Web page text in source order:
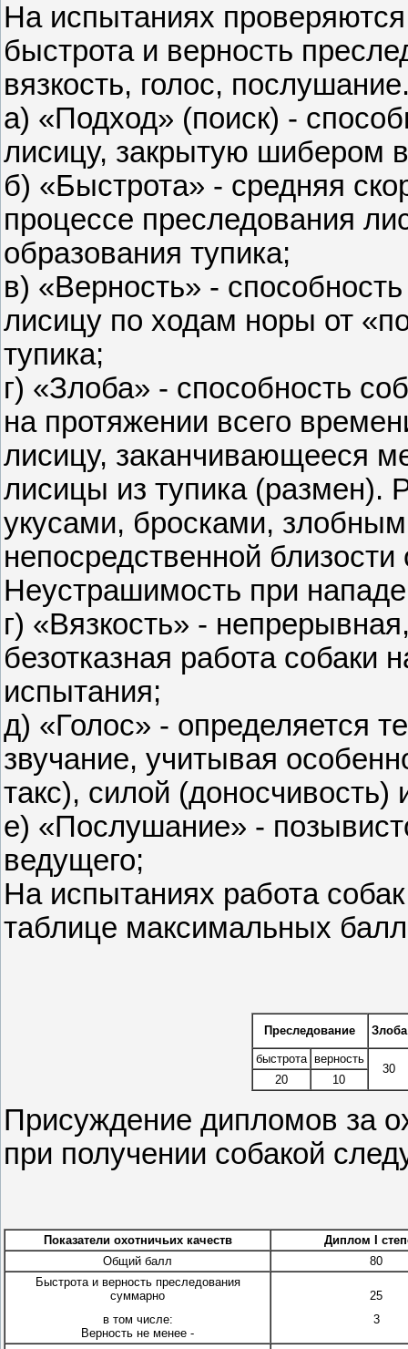
На испытаниях
быстрота и верность
вязкость, голос,
а) «Подход» (поиск) -
лисицу, закрытую шибером
б) «Быстрота» - средняя
процессе преследования
образования тупика;
в) «Верность» -
лисицу по ходам норы от
тупика;
г) «Злоба» - способность
на протяжении всего
лисицу, заканчивающееся
лисицы из тупика (размен).
укусами, бросками,
непосредственной
Неустрашимость при
г) «Вязкость» -
безотказная работа собаки
испытания;
д) «Голос» - определяется
звучание, учитывая
такс), силой
е) «Послушание» -
ведущего;
На испытаниях работа
таблице максимальных
Преследование Злоба
быстрота верность
30
20
10
Присуждение дипломов за
при получении собакой
Показатели охотничьих качеств
Диплом I
Общий балл
80
Быстрота и верность преследования
суммарно
в том числе:
Верность не менее -
25
3